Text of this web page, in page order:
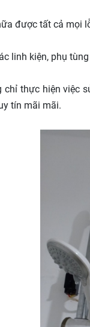
được tất cả mọi
linh kiện, phụ
chỉ thực hiện việc
tín mãi mãi.